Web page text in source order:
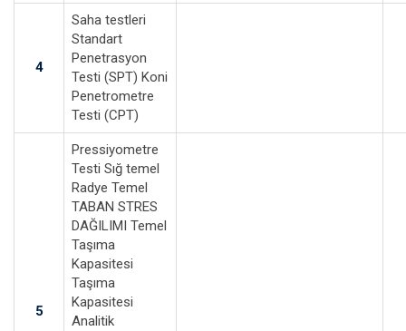
4
Saha testleri
Standart
Penetrasyon
Testi (SPT) Koni
Penetrometre
Testi (CPT)
5
Pressiyometre
Testi Sığ temel
Radye Temel
TABAN STRES
DAĞILIMI Temel
Taşıma
Kapasitesi
Taşıma
Kapasitesi
Analitik